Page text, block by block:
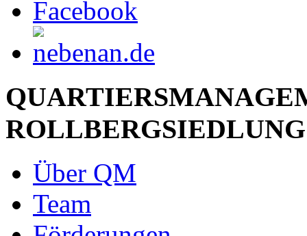
ROLLBERGSIEDLUNG
Über QM
Team